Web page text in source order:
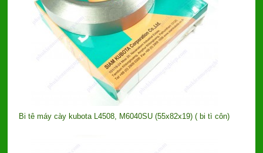
Bi tê máy cày kubota L4508, M6040SU (55x82x19) ( bi tì côn)